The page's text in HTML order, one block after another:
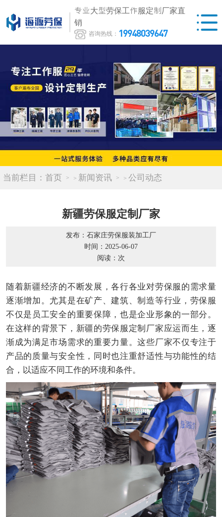
专业大型劳保工作服定制厂家直
销
咨询热线： 19948039647
当前栏目： 首页 > 新闻资讯 > 公司动态
新疆劳保服定制厂家
发布：石家庄劳保服装加工厂
时间：2025-06-07
阅读： 次
随着新疆经济的不断发展，各行各业对劳保服的需求量
逐渐增加。尤其是在矿产、建筑、制造等行业，劳保服
不仅是员工安全的重要保障，也是企业形象的一部分。
在这样的背景下，新疆的劳保服定制厂家应运而生，逐
渐成为满足市场需求的重要力量。这些厂家不仅专注于
产品的质量与安全性，同时也注重舒适性与功能性的结
合，以适应不同工作的环境和条件。